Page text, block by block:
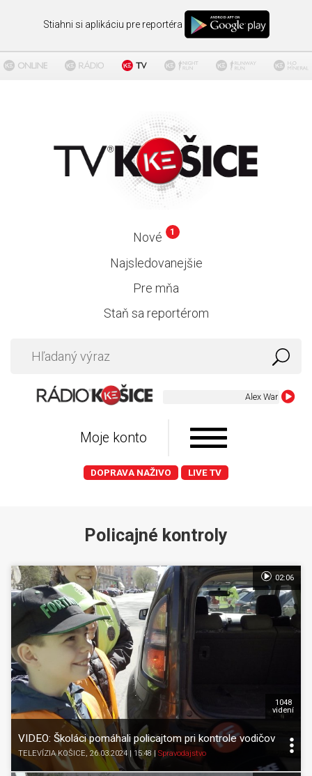
Stiahni si aplikáciu pre reportéra
Nové 1
Najsledovanejšie
Pre mňa
Staň sa reportérom
Alex Warren -
Moje konto
DOPRAVA NAŽIVO LIVE TV
Policajné kontroly
VIDEO: Školáci pomáhali policajtom pri kontrole vodičov
TELEVÍZIA KOŠICE, 26.03.2024 | 15:48 Spravodajstvo
1048
videní
02:06